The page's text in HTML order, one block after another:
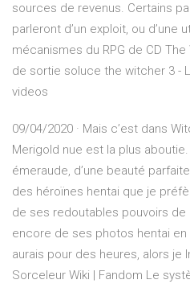
sources de revenus. Certains
parleront d’un exploit, ou d’une
mécanismes du RPG de CD
de sortie soluce the witcher 3 -
videos
09/04/2020 · Mais c’est dans
Merigold nue est la plus
émeraude, d’une beauté
des héroïnes hentai que je
de ses redoutables pouvoirs
encore de ses photos hentai en
aurais pour des heures, alors je
Sorceleur Wiki | Fandom Le